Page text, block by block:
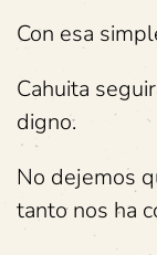
Con esa
Cahuita
digno.
No dejemos
tanto nos ha